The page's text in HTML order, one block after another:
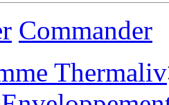
Commander
Thermaliv